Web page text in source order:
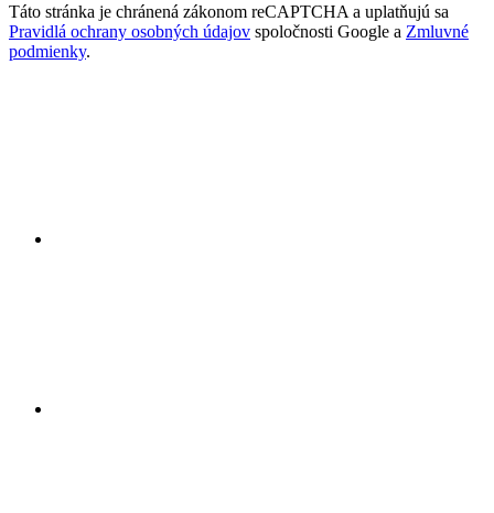
Táto stránka je chránená zákonom reCAPTCHA a uplatňujú sa
Pravidlá ochrany osobných údajov spoločnosti Google a Zmluvné
podmienky.